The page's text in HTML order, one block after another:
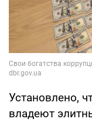
Установлено,
владеют